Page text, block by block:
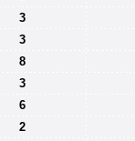
3
3
8
3
6
2